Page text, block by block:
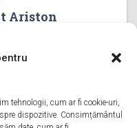
tehnologii, cum ar fi cookie-uri,
dispozitive. Consimțământul
Ariston
Bine ati venit pe
spalat Ariston
sa ne sunati